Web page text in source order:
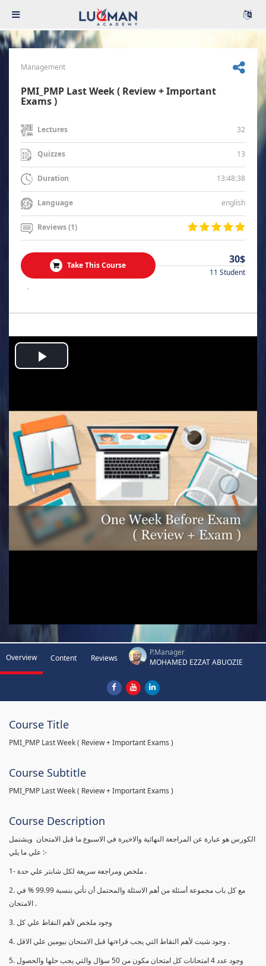
Management
PMI_PMP Last Week ( Review + Important
Exams )
Lectures 32
Quizzes 13
Duration 13:48:38
Language english
Reviews (1)
Take This Course 30$
11 Student
.
Play
Overview Content Reviews
P.Manager
MOHAMED EZZAT ABUOZIE
Course Title
PMI_PMP Last Week ( Review + Important Exams )
Course Subtitle
PMI_PMP Last Week ( Review + Important Exams )
Course Description
الكورس هو عبارة عن المراجعة النهائية والاخيرة في الاسبوع ما قبل الامتحان ويشتمل
علي ما يلي :-
1- ملخص ومراجعة سريعة لكل شابتر علي حدة .
2. مع كل باب مجموعة أسئلة من أهم الاسئلة والمحتمل أن تأتي بنسبة 99.99 % في
الامتحان .
3. وجود ملخص لأهم النقاط علي كل
4. وجود شيت لأهم النقاط التي يجب قراءتها قبل الامتحان بيومين علي الاقل .
5. وجود عدد 4 امتحانات كل امتحان مكون من 50 سؤال والتي يجب حلها والحصول